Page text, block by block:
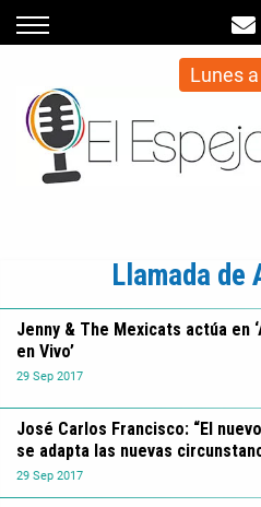
Lunes
Llamada de
29 Sep 2017
Jenny & The Mexicats actúa en
en Vivo’
29 Sep 2017
José Carlos Francisco: “El
se adapta las nuevas